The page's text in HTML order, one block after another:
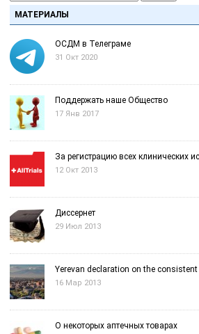
МАТЕРИАЛЫ
ОСДМ в Телеграме
31 Окт 2020
Поддержать наше Общество
17 Янв 2017
За регистрацию всех клинических
12 Окт 2013
Диссернет
29 Июл 2013
Yerevan declaration on the
16 Мар 2013
О некоторых аптечных товарах